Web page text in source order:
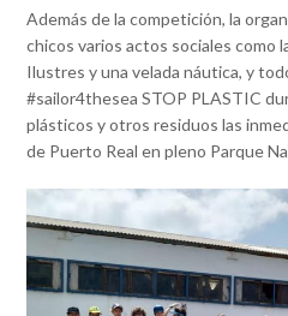
Además de la competición, la
chicos varios actos sociales como
Ilustres y una velada náutica, y
#sailor4thesea STOP PLASTIC
plásticos y otros residuos las
de Puerto Real en pleno Parque